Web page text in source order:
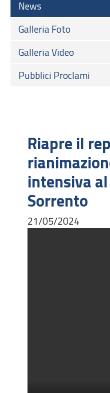
News
Galleria Foto
Galleria Video
Pubblici Proclami
Riapre il
intensiva al
Sorrento
21/05/2024